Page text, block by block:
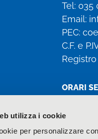
utilizza i cookie
per personalizzare
Tel: 035
Email:
PEC:
C.F. e
ORARI
Lun,
Mer: